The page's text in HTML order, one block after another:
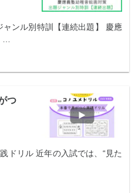
ンル別特訓【連続出題】 慶應
つ
ドリル 近年の入試では、“見た